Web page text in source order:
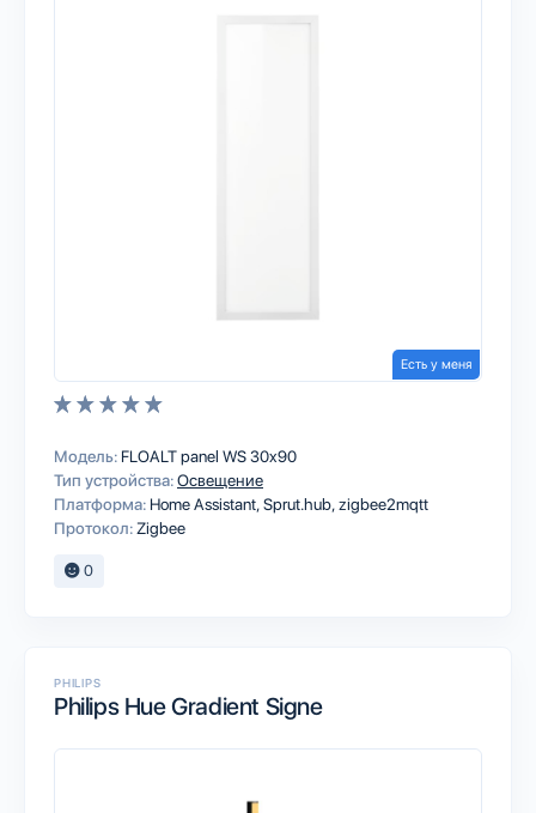
Есть у меня
Модель: FLOALT panel WS 30x90
Тип устройства:Освещение
Платформа: Home AssistantSprut.hubzigbee2mqtt
Протокол: Zigbee
0
PHILIPS
Philips Hue Gradient Signe